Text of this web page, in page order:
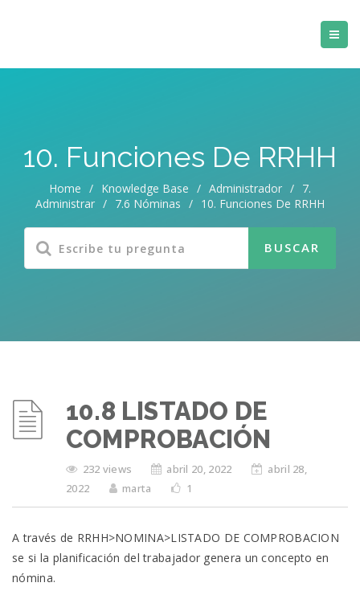
10. Funciones De RRHH
Home / Knowledge Base / Administrador / 7.
Administrar / 7.6 Nóminas / 10. Funciones De RRHH
10.8 LISTADO DE
COMPROBACIÓN
232 views abril 20, 2022
abril 28,
2022
marta 1
A través de RRHH>NOMINA>LISTADO DE COMPROBACION
se si la planificación del trabajador genera un concepto en
nómina.